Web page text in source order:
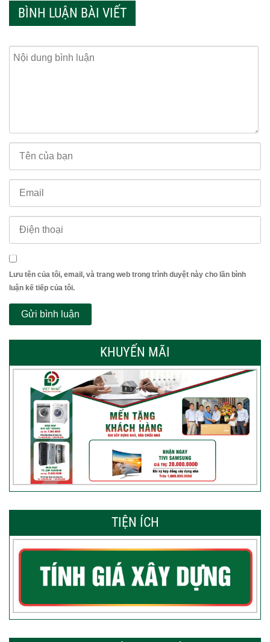
BÌNH LUẬN BÀI VIẾT
Lưu tên của tôi, email, và trang web trong trình duyệt này cho lần bình
luận kế tiếp của tôi.
KHUYẾN MÃI
TIỆN ÍCH